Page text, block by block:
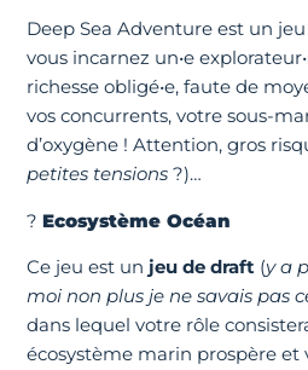
Deep Sea Adventure est un
vous incarnez un•e
richesse obligé•e, faute de
vos concurrents, votre sous-
d’oxygène ! Attention, gros
petites tensions ?)…
?Ecosystème Océan
Ce jeu est un jeu de draft (y a
moi non plus je ne savais pas
dans lequel votre rôle
écosystème marin prospère et